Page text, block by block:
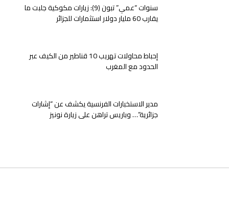
سنوات “عمي” تبون (9): زيارات مكوكية جلبت ما
يقارب 60 مليار دولار استثمارات للجزائر
إحباط محاولات تهريب 10 قناطير من الكيف عبر
الحدود مع المغرب
مدير الاستخبارات الفرنسية يكشف عن “إشارات
جزائرية”… وباريس تراهن على زيارة نونيز